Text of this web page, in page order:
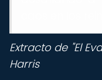
Extracto de "El
Harris